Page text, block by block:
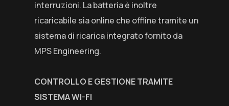
interruzioni. La batteria è inoltre
ricaricabile sia online che offline tramite un
sistema di ricarica integrato fornito da
MPS Engineering.
CONTROLLO E GESTIONE TRAMITE
SISTEMA WI-FI